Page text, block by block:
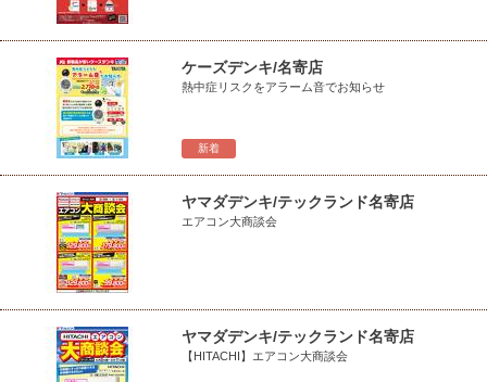
新着
ケーズデンキ/名寄店
熱中症リスクをアラーム音でお知らせ
ヤマダデンキ/テックランド名寄店
エアコン大商談会
ヤマダデンキ/テックランド名寄店
【HITACHI】エアコン大商談会